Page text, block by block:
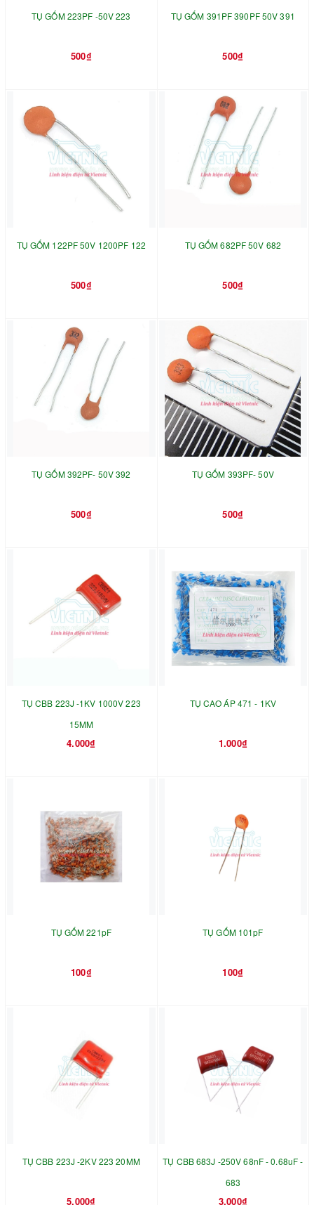
TỤ GỐM 223PF -50V 223
500₫
TỤ GỐM 391PF 390PF 50V 391
500₫
TỤ GỐM 122PF 50V 1200PF 122
500₫
TỤ GỐM 682PF 50V 682
500₫
TỤ GỐM 392PF- 50V 392
500₫
TỤ GỐM 393PF- 50V
500₫
TỤ CBB 223J -1KV 1000V 223
15MM
4.000₫
TỤ CAO ÁP 471 - 1KV
1.000₫
TỤ GỐM 221pF
100₫
TỤ GỐM 101pF
100₫
TỤ CBB 223J -2KV 223 20MM
5.000₫
TỤ CBB 683J -250V 68nF - 0.68uF -
683
3.000₫